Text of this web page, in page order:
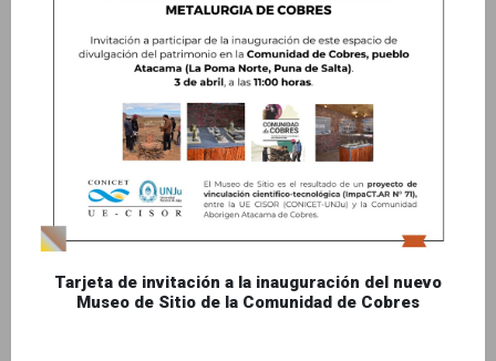
Tarjeta de invitación a la inauguración del nuevo
Museo de Sitio de la Comunidad de Cobres